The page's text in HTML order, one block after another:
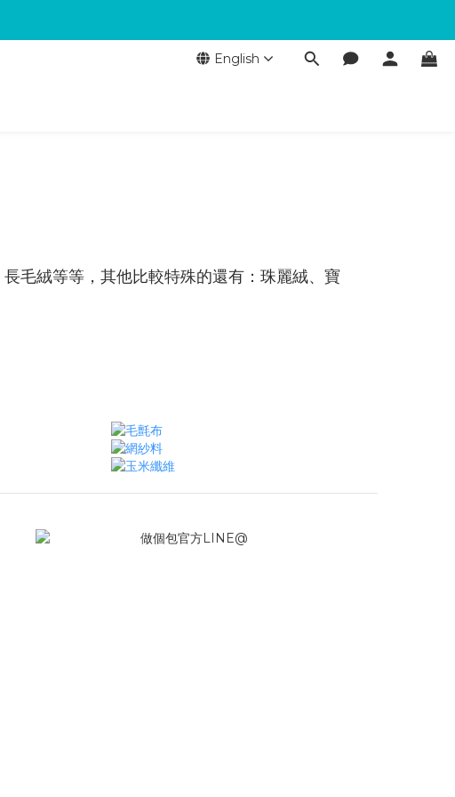
English
毛絨等等，其他比較特殊的還有：珠麗絨、寶